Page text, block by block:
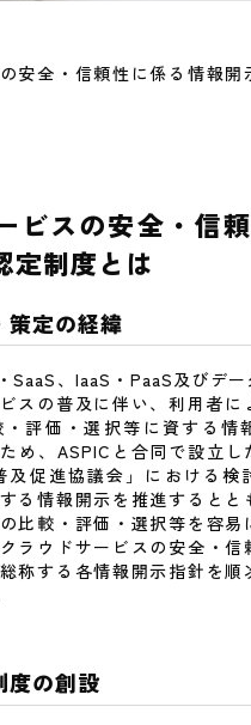
安全・信頼性に係る情報開
ビスの安全・信
定制度とは
策定の経緯
SaaS、IaaS・PaaS及びデー
スの普及に伴い、利用者に
・評価・選択等に資する情
め、ASPICと合同で設立し
及促進協議会」における検
る情報開示を推進するとと
比較・評価・選択等を容易
ラウドサービスの安全・信
称する各情報開示指針を順
度の創設
AIクラウドサービス）
SaaS
・SaaS
クラウドサービス）